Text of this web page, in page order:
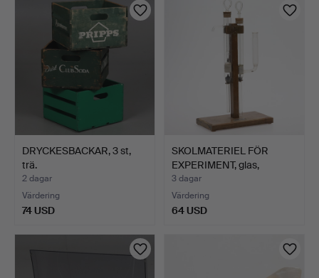
DRYCKESBACKAR, 3 st,
trä.
2 dagar
Värdering
74 USD
SKOLMATERIEL FÖR
EXPERIMENT, glas,
Svanstö…
3 dagar
Värdering
64 USD